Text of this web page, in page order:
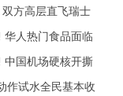
方高层直飞瑞士
华人热门食品面临
中国机场硬核开撕
作试水全民基本收